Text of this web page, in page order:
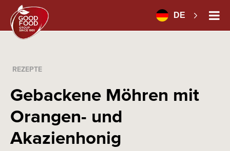
DE
REZEPTE
Gebackene Möhren mit
Orangen- und
Akazienhonig